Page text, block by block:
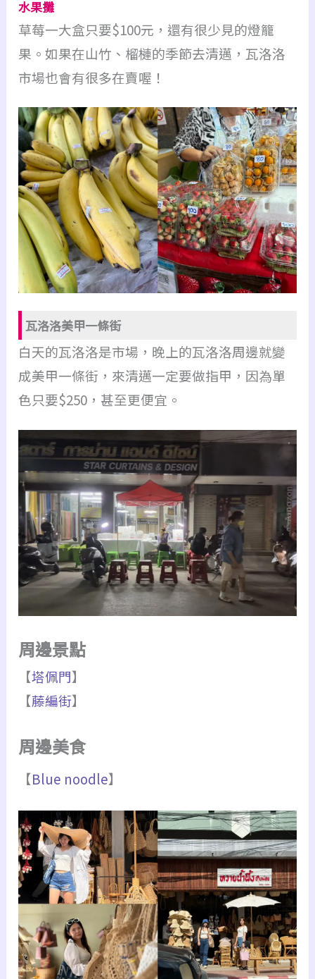
水果攤
草莓一大盒只要$100元，還有很少見的燈籠
果。如果在山竹、榴槤的季節去清邁，瓦洛洛
市場也會有很多在賣喔！
瓦洛洛美甲一條街
白天的瓦洛洛是市場，晚上的瓦洛洛周邊就變
成美甲一條街，來清邁一定要做指甲，因為單
色只要$250，甚至更便宜。
周邊景點
【塔佩門】
【藤編街】
周邊美食
【Blue noodle】